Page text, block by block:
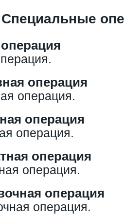
Специальные
операция
операция.
операция
операция.
операция
операция.
операция
операция.